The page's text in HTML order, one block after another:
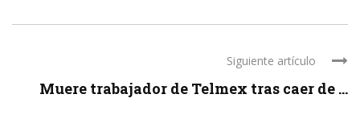
Siguiente artículo
Muere trabajador de Telmex tras caer de ...